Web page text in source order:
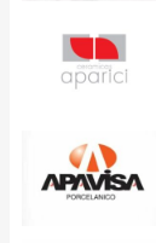
City Plaster
Concept
Corten
Crystal Sea